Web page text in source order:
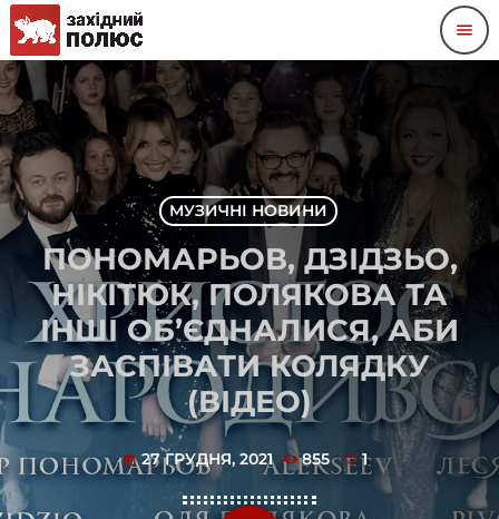
menu
МУЗИЧНІ НОВИНИ
ПОНОМАРЬОВ, ДЗІДЗЬО,
НІКІТЮК, ПОЛЯКОВА ТА
ІНШІ ОБ’ЄДНАЛИСЯ, АБИ
ЗАСПІВАТИ КОЛЯДКУ
(ВІДЕО)
today 27 ГРУДНЯ, 2021 855 1